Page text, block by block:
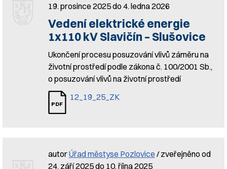
19. prosince 2025 do 4. ledna 2026
Vedení elektrické energie
1x110 kV Slavičín – Slušovice
Ukončení procesu posuzování vlivů záměru na
životní prostředí podle zákona č. 100/2001 Sb.,
o posuzování vlivů na životní prostředí
12_19_25_ZK
autorÚřad městyse Pozlovice / zveřejněno od
24. září 2025 do 10. října 2025